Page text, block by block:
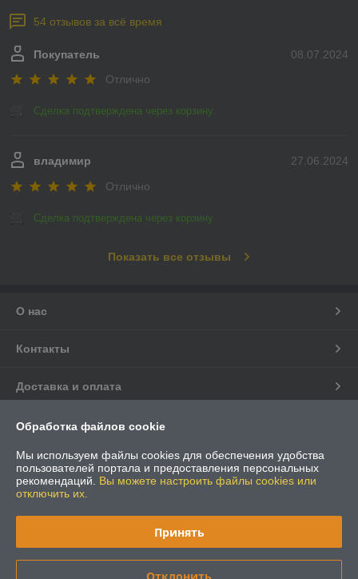
54 отзывов за всё время
08.07.2024
Покупатель
Отлично
Сделка подтверждена через корзину
27.06.2024
владимир
Отлично
Сделка подтверждена через корзину
Показать все отзывы
О нас
Контакты
Доставка и оплата
График работы
Полная версия сайта
Политика обработки cookies
Сайт создан на платформе Deal.by
Обработка файлов cookie
Мы используем файлы cookies для обеспечения удобства
пользователей портала и предоставления персональных
рекомендаций. Вы можете настроить файлы cookies или
отключить их.
Принять
Отклонить